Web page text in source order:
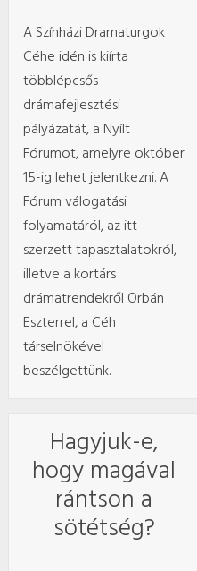
A Színházi Dramaturgok
Céhe idén is kiírta
többlépcsős
drámafejlesztési
pályázatát, a Nyílt
Fórumot, amelyre október
15-ig lehet jelentkezni. A
Fórum válogatási
folyamatáról, az itt
szerzett tapasztalatokról,
illetve a kortárs
drámatrendekről Orbán
Eszterrel, a Céh
társelnökével
beszélgettünk.
Hagyjuk-e,
hogy magával
rántson a
sötétség?